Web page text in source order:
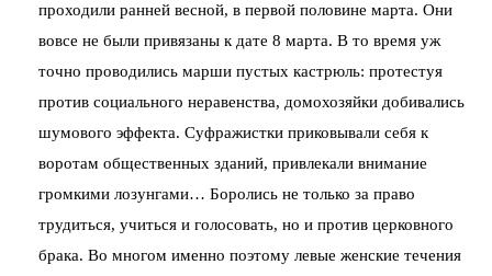
проходили ранней весной, в первой половине марта. Они
вовсе не были привязаны к дате 8 марта. В то время уж
точно проводились марши пустых кастрюль: протестуя
против социального неравенства, домохозяйки добивались
шумового эффекта. Суфражистки приковывали себя к
воротам общественных зданий, привлекали внимание
громкими лозунгами… Боролись не только за право
трудиться, учиться и голосовать, но и против церковного
брака. Во многом именно поэтому левые женские течения